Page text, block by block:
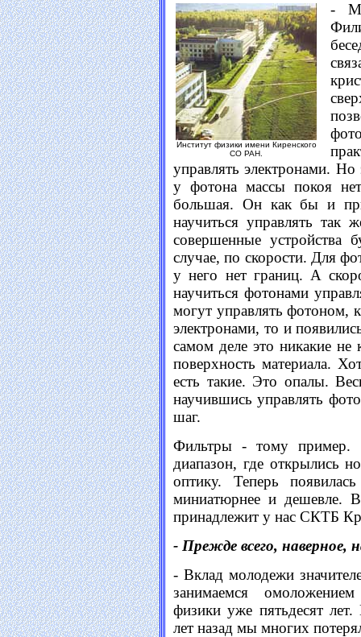
Институт физики имени Киренского
СО РАН.
-
управлять электронами.
у фотона массы покоя
большая. Он как бы и
научиться управлять так
совершенные
случае, по скорости. Для
у него нет границ. А
научиться фотонами
могут управлять фотоном,
электронами, то и
самом деле это никакие не
поверхность материала.
есть такие. Это опалы.
научившись управлять
шаг.
Фильтры - тому пример.
диапазон, где открылись
оптику. Теперь
миниатюрнее и дешевле.
принадлежит у нас СКТБ
- Прежде всего, наверное,
- Вклад молодежи
занимаемся
физики уже пятьдесят лет.
лет назад мы многих